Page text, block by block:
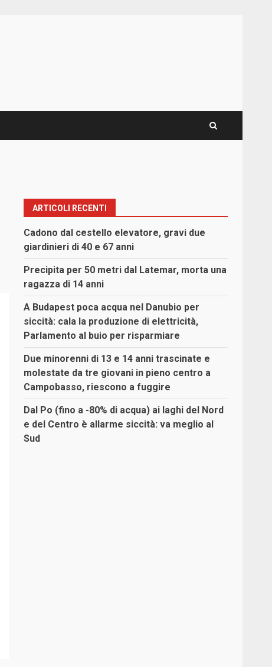
ARTICOLI RECENTI
Cadono dal cestello elevatore, gravi due
giardinieri di 40 e 67 anni
Precipita per 50 metri dal Latemar, morta una
ragazza di 14 anni
A Budapest poca acqua nel Danubio per
siccità: cala la produzione di elettricità,
Parlamento al buio per risparmiare
Due minorenni di 13 e 14 anni trascinate e
molestate da tre giovani in pieno centro a
Campobasso, riescono a fuggire
Dal Po (fino a -80% di acqua) ai laghi del Nord
e del Centro è allarme siccità: va meglio al
Sud